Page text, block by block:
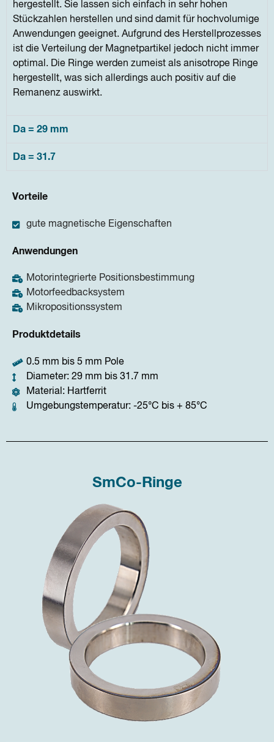
hergestellt. Sie lassen sich einfach in sehr hohen
Stückzahlen herstellen und sind damit für hochvolumige
Anwendungen geeignet. Aufgrund des Herstellprozesses
ist die Verteilung der Magnetpartikel jedoch nicht immer
optimal. Die Ringe werden zumeist als anisotrope Ringe
hergestellt, was sich allerdings auch positiv auf die
Remanenz auswirkt.
Da = 29 mm
Da = 31.7
Vorteile
gute magnetische Eigenschaften
Anwendungen
Motorintegrierte Positionsbestimmung
Motorfeedbacksystem
Mikropositionssystem
Produktdetails
0.5 mm bis 5 mm Pole
Diameter: 29 mm bis 31.7 mm
Material: Hartferrit
Umgebungstemperatur: -25°C bis + 85°C
SmCo-Ringe